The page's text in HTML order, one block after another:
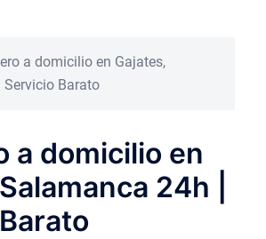
a domicilio en Gajates,
Barato
a domicilio en
24h |